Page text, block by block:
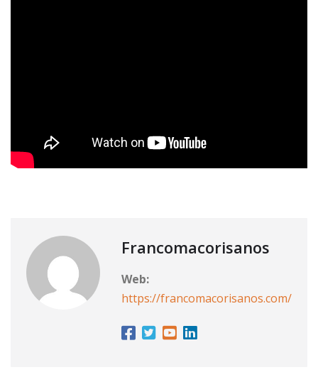
Francomacorisanos
Web:
https://francomacorisanos.com/